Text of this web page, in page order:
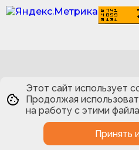
Этот сайт использует
Продолжая
на работу с этими
Принять